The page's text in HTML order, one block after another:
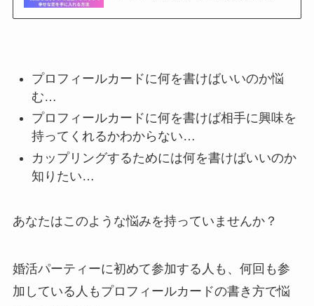
プロフィールカードに何を書けばいいのか悩
む…
プロフィールカードに何を書けば相手に興味を
持ってくれるかわからない…
カップリングするためには何を書けばいいのか
知りたい…
あなたはこのような悩みを持っていませんか？
婚活パーティーに初めて参加する人も、何回も参
加している人もプロフィールカードの書き方で悩